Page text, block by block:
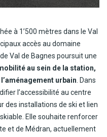
à 1’500 mètres dans le Val
accès au domaine
Val de Bagnes poursuit une
au sein de la station,
urbain. Dans
l’accessibilité au centre
des installations de ski et lien
Elle souhaite renforcer
et de Médran, actuellement